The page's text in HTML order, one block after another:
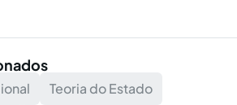
Teoria do Estado